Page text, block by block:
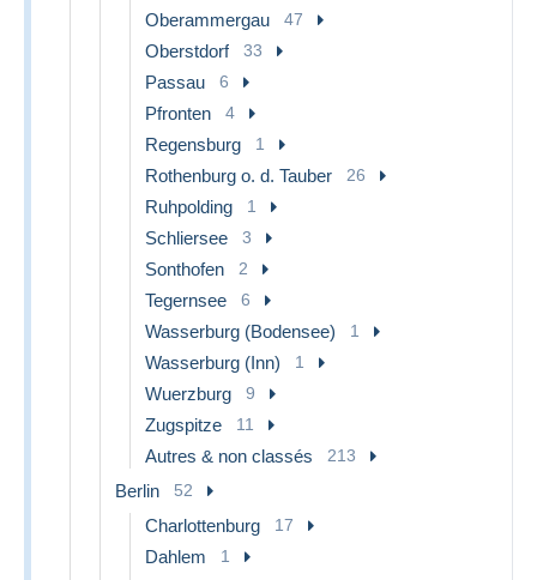
Oberammergau 47
Oberstdorf 33
Passau 6
Pfronten 4
Regensburg 1
Rothenburg o. d. Tauber 26
Ruhpolding 1
Schliersee 3
Sonthofen 2
Tegernsee 6
Wasserburg (Bodensee) 1
Wasserburg (Inn) 1
Wuerzburg 9
Zugspitze 11
Autres & non classés 213
Berlin 52
Charlottenburg 17
Dahlem 1